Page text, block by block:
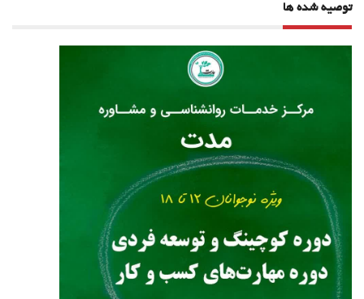
توصیه شده ها